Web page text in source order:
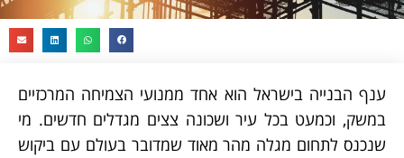
ענף הבנייה בישראל הוא אחד ממנועי הצמיחה המרכזיים
במשק, וכמעט בכל עיר ושכונה צצים מגדלים חדשים. מי
שנכנס לתחום מגלה מהר מאוד שמדובר בעולם עם ביקוש